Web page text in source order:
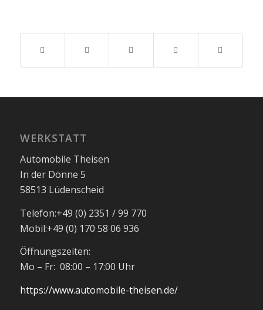
WERKSTATT
Automobile Theisen
In der Dönne 5
58513 Lüdenscheid
Telefon:+49 (0) 2351 / 99 770
Mobil:+49 (0) 170 58 06 936
Öffnungszeiten:
Mo – Fr: 08:00 – 17:00 Uhr
https://www.automobile-theisen.de/